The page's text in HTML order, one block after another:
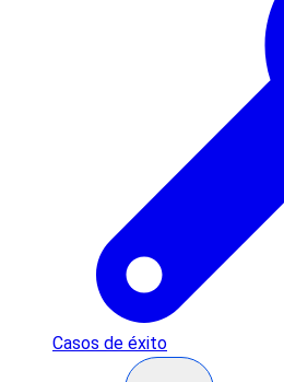
Casos de éxito